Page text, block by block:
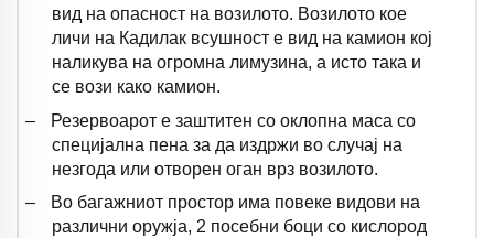
вид на опасност на возилото. Возилото кое
личи на Кадилак всушност е вид на камион кој
наликува на огромна лимузина, а исто така и
се вози како камион.
–
Резервоарот е заштитен со оклопна маса со
специјална пена за да издржи во случај на
незгода или отворен оган врз возилото.
–
Во багажниот простор има повеке видови на
различни оружја, 2 посебни боци со кислород